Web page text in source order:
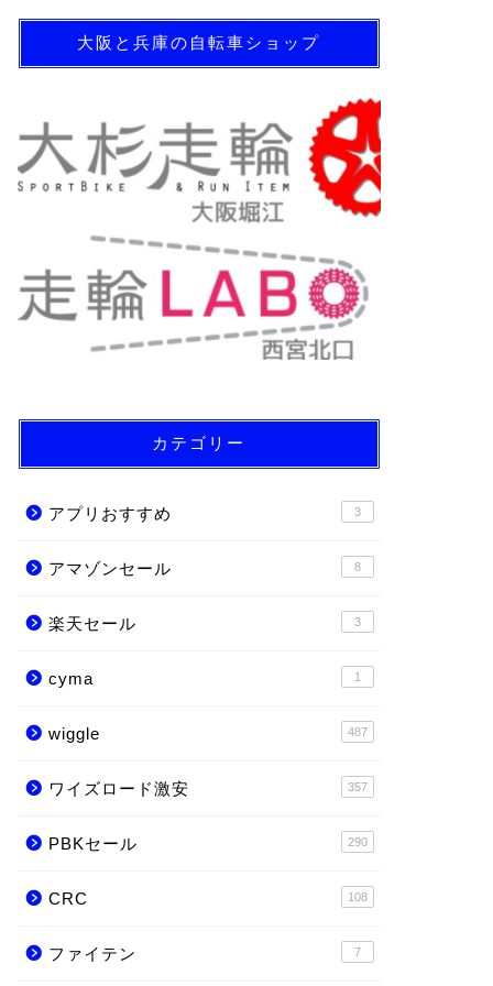
大阪と兵庫の自転車ショップ
カテゴリー
アプリおすすめ 3
アマゾンセール 8
楽天セール 3
cyma 1
wiggle 487
ワイズロード激安 357
PBKセール 290
CRC 108
ファイテン 7